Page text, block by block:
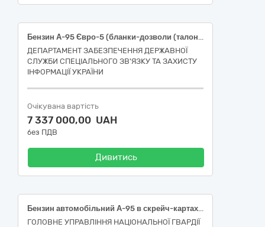
Бензин А-95 Євро-5 (бланки-дозволи (талони)
ДЕПАРТАМЕНТ ЗАБЕЗПЕЧЕННЯ ДЕРЖАВНОЇ
СЛУЖБИ СПЕЦІАЛЬНОГО ЗВ'ЯЗКУ ТА ЗАХИСТУ
ІНФОРМАЦІЇ УКРАЇНИ
Очікувана вартість
7 337 000,00 UAH
без ПДВ
Дивитись
Бензин автомобільний А-95 в скрейч-картах (паливних) – Євро-5 Е5(Е0)
ГОЛОВНЕ УПРАВЛІННЯ НАЦІОНАЛЬНОЇ ГВАРДІЇ